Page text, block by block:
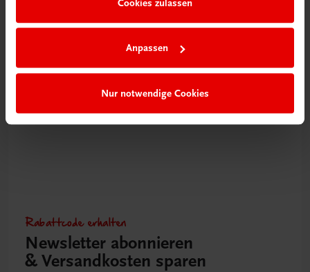
Cookies zulassen
Anpassen
Nur notwendige Cookies
Rabattcode erhalten
Newsletter abonnieren
& Versandkosten sparen